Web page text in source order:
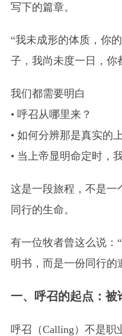
写下的篇章。
“我未成形的体质，你
子，我尚未度一日，你
我们都需要明白
• 呼召从哪里来？
• 如何分辨那是真实的
• 当上帝显明命定时，
这是一段旅程，不是一
同行的生命。
有一位牧者曾这么说：
明书，而是一份同行的
一、呼召的起点：被
呼召（Calling）不是职